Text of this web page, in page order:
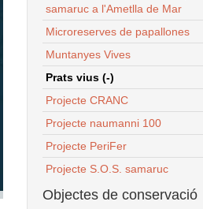
samaruc a l'Ametlla de Mar
Microreserves de papallones
Muntanyes Vives
Prats vius (-)
Projecte CRANC
Projecte naumanni 100
Projecte PeriFer
Projecte S.O.S. samaruc
Objectes de conservació